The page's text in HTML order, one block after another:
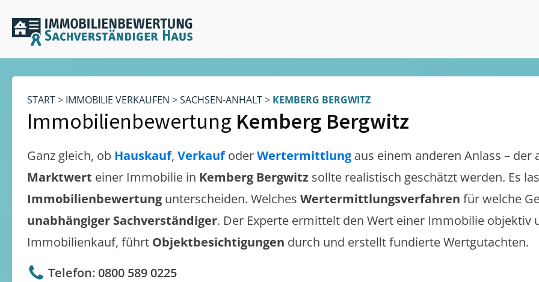
START> IMMOBILIE VERKAUFEN >SACHSEN-ANHALT> KEMBERG BERGWITZ
Immobilienbewertung Kemberg Bergwitz
Ganz gleich, ob Hauskauf, VerkaufoderWertermittlung aus einem anderen Anlass – der
Marktwert einer Immobilie in Kemberg Bergwitz sollte realistisch geschätzt werden. Es
Immobilienbewertung unterscheiden. Welches Wertermittlungsverfahren für welche
unabhängiger Sachverständiger. Der Experte ermittelt den Wert einer Immobilie objektiv
Immobilienkauf, führt Objektbesichtigungen durch und erstellt fundierte Wertgutachten.
Telefon: 0800 589 0225